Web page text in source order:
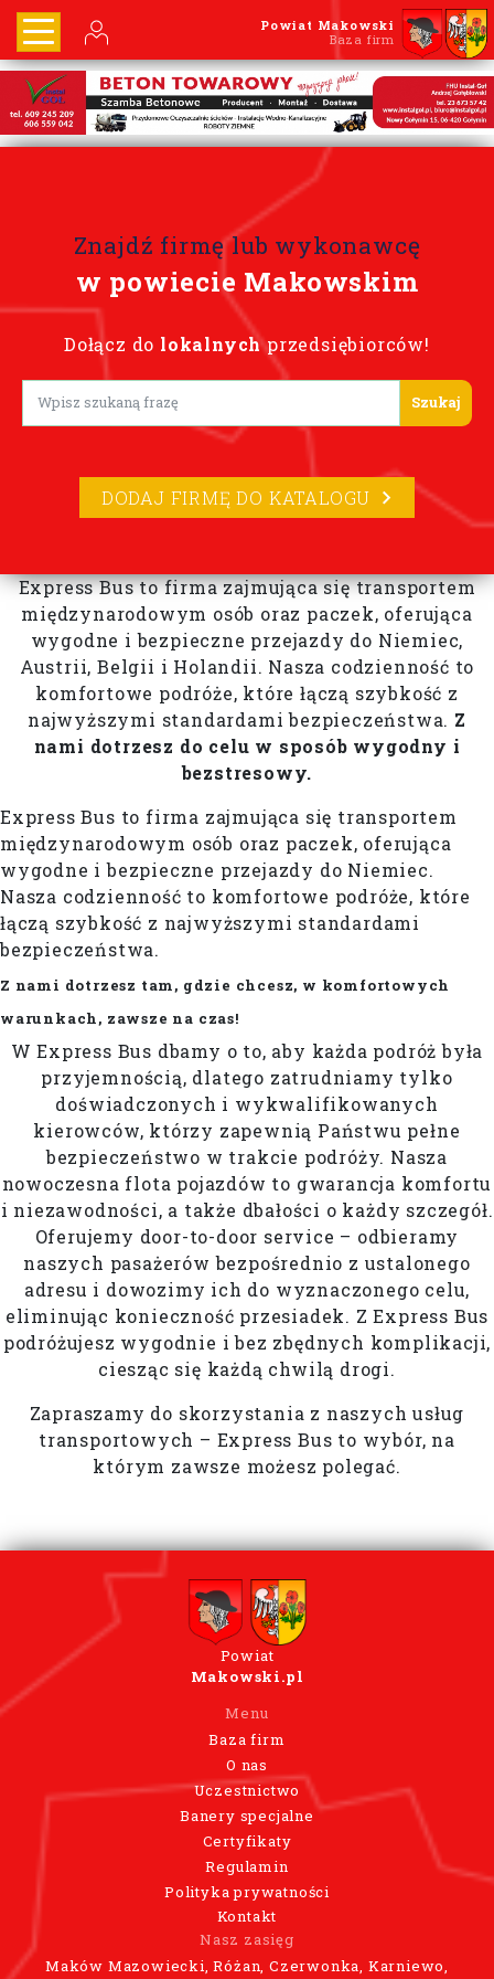
Powiat Makowski
Baza firm
Znajdź firmę lub wykonawcę
w powiecie Makowskim
Dołącz do lokalnych przedsiębiorców!
Lorem ipsum
DODAJ FIRMĘ DO KATALOGU
Express Bus to firma zajmująca się transportem
międzynarodowym osób oraz paczek, oferująca
wygodne i bezpieczne przejazdy do Niemiec,
Austrii, Belgii i Holandii. Nasza codzienność to
komfortowe podróże, które łączą szybkość z
najwyższymi standardami bezpieczeństwa. Z
nami dotrzesz do celu w sposób wygodny i
bezstresowy.
Express Bus to firma zajmująca się transportem
międzynarodowym osób oraz paczek, oferująca
wygodne i bezpieczne przejazdy do Niemiec.
Nasza codzienność to komfortowe podróże, które
łączą szybkość z najwyższymi standardami
bezpieczeństwa.
Z nami dotrzesz tam, gdzie chcesz, w komfortowych
warunkach, zawsze na czas!
W Express Bus dbamy o to, aby każda podróż była
przyjemnością, dlatego zatrudniamy tylko
doświadczonych i wykwalifikowanych
kierowców, którzy zapewnią Państwu pełne
bezpieczeństwo w trakcie podróży. Nasza
nowoczesna flota pojazdów to gwarancja komfortu
i niezawodności, a także dbałości o każdy szczegół.
Oferujemy door-to-door service – odbieramy
naszych pasażerów bezpośrednio z ustalonego
adresu i dowozimy ich do wyznaczonego celu,
eliminując konieczność przesiadek. Z Express Bus
podróżujesz wygodnie i bez zbędnych komplikacji,
ciesząc się każdą chwilą drogi.
Zapraszamy do skorzystania z naszych usług
transportowych – Express Bus to wybór, na
którym zawsze możesz polegać.
Powiat
Makowski.pl
Menu
Baza firm
O nas
Uczestnictwo
Banery specjalne
Certyfikaty
Regulamin
Polityka prywatności
Kontakt
Nasz zasięg
Maków Mazowiecki, Różan, Czerwonka, Karniewo,